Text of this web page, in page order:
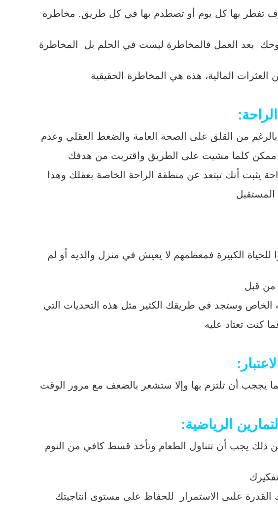
تفطر بها كل يوم أو تصطدم بها في كل طريق. مخاطرة
بعد العمل فالمخاطرة ليست في الحلم بل المخاطرة
العثرات المالية، هذه هي المخاطرة الحقيقية
من القلق على الصحة العامة والضغط العقلي وعدم
ممكن كلما مشيت على الطريق واقتربت من هدفك
يثبت أنك تبتعد عن منطقة الراحة الخاصة بعقلك وهذا
الكبيرة فمعظمهم لا يعيش في منزل والديه أو لم
من قبل
وستجد في طريقك الكثير مثل هذه التحديات التي
كنت تعتاد عليه
يججب أن تلتزم بها وإلا ستشعر بالضعف مع مرور الوقت
ذلك يجب أن تتناول الطعام وتأخذ قسط كافي من النوم
علىى الاستمرار للحفاظ على مستوى انتاجيتك